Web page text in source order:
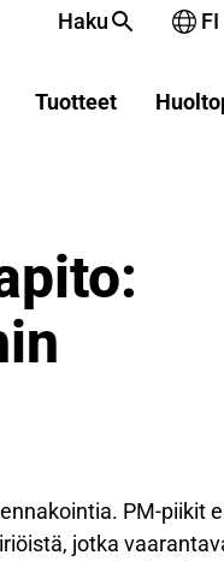
Haku FI
Tuotteet
PM-piikit
jotka